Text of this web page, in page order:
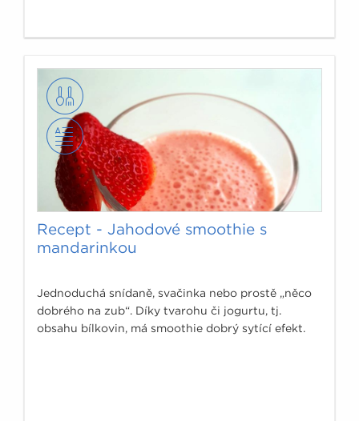
Recept - Jahodové smoothie s
mandarinkou
Jednoduchá snídaně, svačinka nebo prostě „něco
dobrého na zub“. Díky tvarohu či jogurtu, tj.
obsahu bílkovin, má smoothie dobrý sytící efekt.